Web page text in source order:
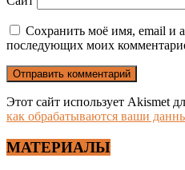
Сохранить моё имя, email и
последующих моих
Этот сайт использует Akismet
как обрабатываются ваши
МАТЕРИАЛЫ